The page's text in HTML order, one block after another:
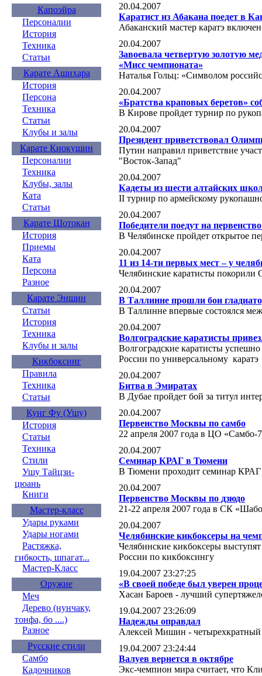
Капоэйра
Персоналии
История
Техника
Статьи
Карате Ашихара
История
Персона
Техника
Статьи
Клубы и залы
Карате Киокушин
Персоналии
Техника
Клубы, залы
Ката
Статьи
Карате Шотокан
История
Приемы
Ката
Персона
Разное
Карате Эншин
Статьи
История
Техника
Клубы и залы
Кикбоксинг
Правила
Техника
Статьи
Кунг Фу (Ушу)
История
Статьи
Техника
Стили
Ушу Тайцзи-
цюань
Книги
Мастер-класс
Удары руками
Удары ногами
Растяжка,
гибкость, шпагат...
Мастер-Класс
Оружие
Меч
Дерево (нунчаку,
тонфа, бо ....)
Разное
Русские стили
Самбо
Кадочников
20.04.2007
Каратист из Абакана поедет в
Абаканский мастер каратэ
20.04.2007
Завоевала четвертую золотую
«Мисс чемпионата»
Наталья Гольц: «Символом
20.04.2007
«Братства краповых беретов»
В Кирове пройдет турнир по
20.04.2007
Президент приветствовал
Путин направил приветствие
"Восток-Запад"
20.04.2007
Кадеты из шести алтайских
II турнир по армейскому
20.04.2007
Победители поедут на
В Челябинске пройдет открытое
20.04.2007
11 из 14-ти первых мест – у
Челябинские каратисты
20.04.2007
В Таллинне прошли бои
В Таллинне впервые состоялся
20.04.2007
Волгоградские каратисты
Волгоградские каратисты
России по универсальному каратэ
20.04.2007
Битва в Эмиратах
В Дубае пройдет бой за титул
20.04.2007
Первенство Москвы по самбо
22 апреля 2007 года в ЦО «Самбо-
20.04.2007
Семинар КРАГ в Тюмени
В Тюмени проходит семинар КРАГ
20.04.2007
Первенство Москвы по дзюдо
21-22 апреля 2007 года в СК
20.04.2007
Челябинские кикбоксеры на
Челябинские кикбоксеры
России по кикбоксингу
19.04.2007 23:27:25
«В своей победе был уверен
Хасан Бароев - лучший
19.04.2007 23:26:09
Надежды оправдал
Алексей Мишин -
19.04.2007 23:24:44
Валуев вернется в октябре
Экс-чемпион мира считает, что